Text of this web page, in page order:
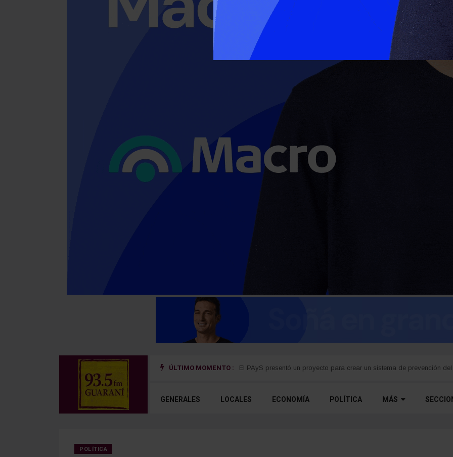
ÚLTIMO MOMENTO :
sistema de prevención del riesgo hidrológico en la cuenca del río Uruguay Detectan cocaína oculta en carne que iba a ser entregada a detenidos
GENERALES LOCALES ECONOMÍA POLÍTICA MÁS
POLÍTICA